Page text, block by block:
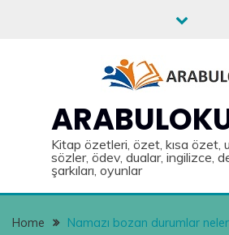
Kitap özetleri, özet, kısa özet,
sözler, ödev, dualar, ingilizce,
şarkıları, oyunlar
Home Namazı bozan durumlar